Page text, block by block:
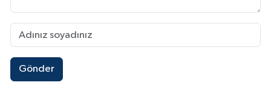
Gönder